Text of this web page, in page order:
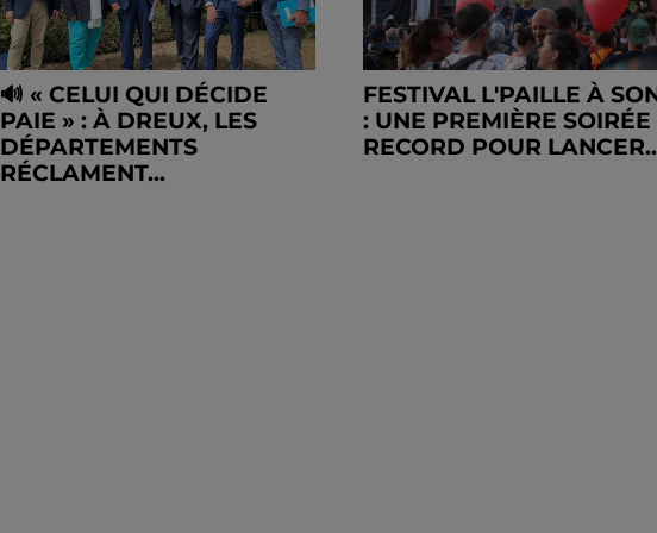
🔊 « CELUI QUI DÉCIDE
PAIE » : À DREUX, LES
DÉPARTEMENTS
RÉCLAMENT...
FESTIVAL L'PAILLE À
: UNE PREMIÈRE SOIRÉE
RECORD POUR